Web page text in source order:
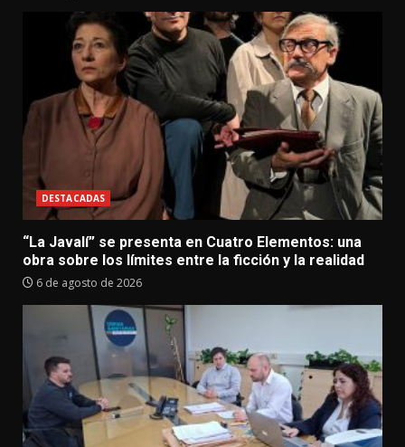
DESTACADAS
“La Javalí” se presenta en Cuatro Elementos: una
obra sobre los límites entre la ficción y la realidad
6 de agosto de 2026